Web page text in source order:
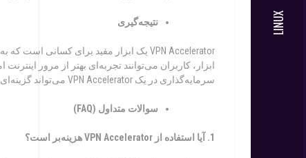
LINUX نتیجه‌گیری
ابزار، کاربران می‌توانند تجربه‌ای بهتر از مرور
سرمایه‌گذاری در یک VPN Accelerator می‌تواند گزینه‌ای هوشمندانه باشد.
سوالات متداول (
FAQ
)
1. آیا استفاده از VPN Acceleratorهزینه‌بر است؟